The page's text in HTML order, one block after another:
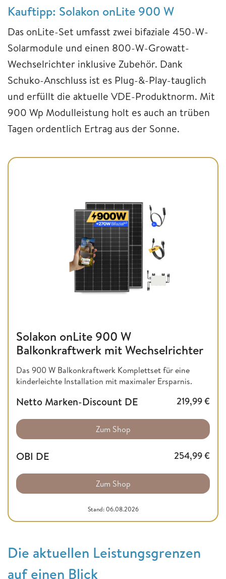
Kauftipp: Solakon onLite 900 W
Das onLite-Set umfasst zwei bifaziale 450-W-
Solarmodule und einen 800-W-Growatt-
Wechselrichter inklusive Zubehör. Dank
Schuko-Anschluss ist es Plug-&-Play-tauglich
und erfüllt die aktuelle VDE-Produktnorm. Mit
900 Wp Modulleistung holt es auch an trüben
Tagen ordentlich Ertrag aus der Sonne.
Solakon onLite 900 W
Balkonkraftwerk mit Wechselrichter
Das 900 W Balkonkraftwerk Komplettset für eine
kinderleichte Installation mit maximaler Ersparnis.
Netto Marken-Discount DE 219,99€
Zum Shop
OBI DE 254,99€
Zum Shop
Stand: 06.08.2026
Die aktuellen Leistungsgrenzen
auf einen Blick